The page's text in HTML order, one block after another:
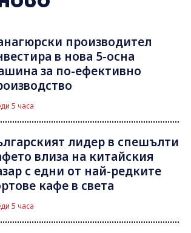
производител
в нова 5-осна
за по-ефективно
5 часа
лидер в спешълти
влиза на китайския
с едни от най-редките
кафе в света
5 часа